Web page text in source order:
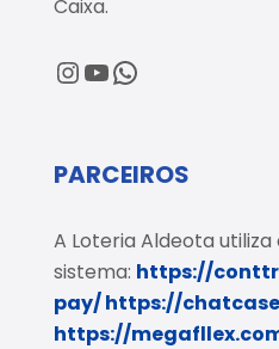
Caixa.
@loteriaaldeota
Central de Atendimento
PARCEIROS
A Loteria Aldeota
sistema: https://
pay/https://
https://